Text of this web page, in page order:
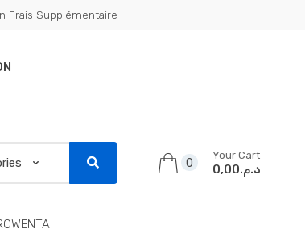
Frais Supplémentaire
0
Your Cart
د.م.0,00